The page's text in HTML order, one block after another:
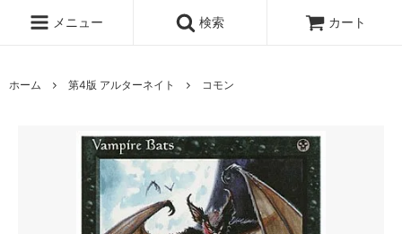
メニュー 検索 カート
ホーム 第4版 アルターネイト コモン